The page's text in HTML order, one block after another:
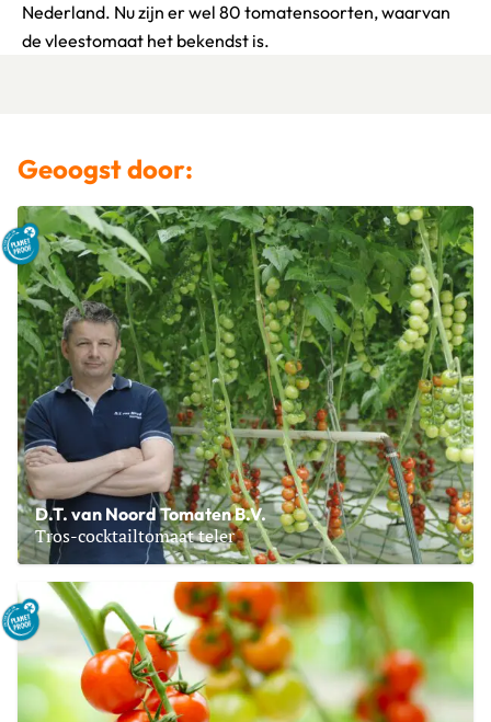
Nederland. Nu zijn er wel 80 tomatensoorten, waarvan
de vleestomaat het bekendst is.
Geoogst door:
D.T. van Noord Tomaten B.V.
Tros-cocktailtomaat teler